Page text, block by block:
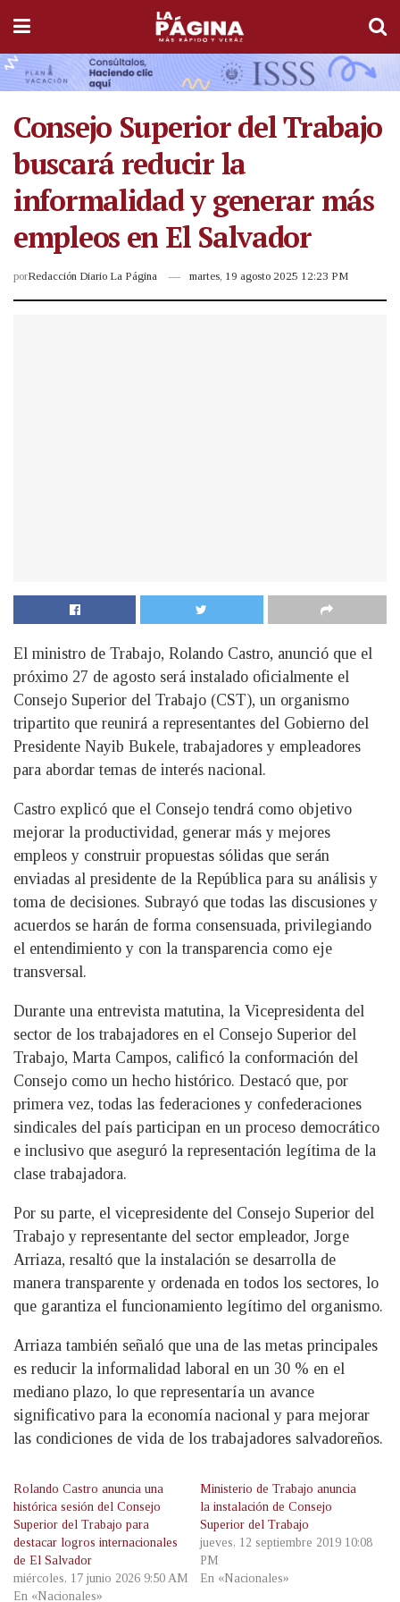
Consejo Superior del Trabajo
buscará reducir la
informalidad y generar más
empleos en El Salvador
porRedacción Diario La Página martes, 19 agosto 2025 12:23 PM
El ministro de Trabajo, Rolando Castro, anunció que el
próximo 27 de agosto será instalado oficialmente el
Consejo Superior del Trabajo (CST), un organismo
tripartito que reunirá a representantes del Gobierno del
Presidente Nayib Bukele, trabajadores y empleadores
para abordar temas de interés nacional.
Castro explicó que el Consejo tendrá como objetivo
mejorar la productividad, generar más y mejores
empleos y construir propuestas sólidas que serán
enviadas al presidente de la República para su análisis y
toma de decisiones. Subrayó que todas las discusiones y
acuerdos se harán de forma consensuada, privilegiando
el entendimiento y con la transparencia como eje
transversal.
Durante una entrevista matutina, la Vicepresidenta del
sector de los trabajadores en el Consejo Superior del
Trabajo, Marta Campos, calificó la conformación del
Consejo como un hecho histórico. Destacó que, por
primera vez, todas las federaciones y confederaciones
sindicales del país participan en un proceso democrático
e inclusivo que aseguró la representación legítima de la
clase trabajadora.
Por su parte, el vicepresidente del Consejo Superior del
Trabajo y representante del sector empleador, Jorge
Arriaza, resaltó que la instalación se desarrolla de
manera transparente y ordenada en todos los sectores, lo
que garantiza el funcionamiento legítimo del organismo.
Arriaza también señaló que una de las metas principales
es reducir la informalidad laboral en un 30 % en el
mediano plazo, lo que representaría un avance
significativo para la economía nacional y para mejorar
las condiciones de vida de los trabajadores salvadoreños.
Rolando Castro anuncia una
histórica sesión del Consejo
Superior del Trabajo para
destacar logros internacionales
de El Salvador
miércoles, 17 junio 2026 9:50 AM
En «Nacionales»
Ministerio de Trabajo anuncia
la instalación de Consejo
Superior del Trabajo
jueves, 12 septiembre 2019 10:08
PM
En «Nacionales»